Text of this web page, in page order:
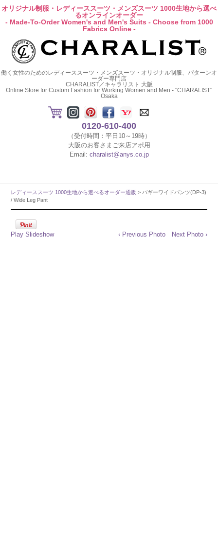
オリジナル制服・レディーススーツ・メンズスーツ 1000生地から選べ
るオンラインオーダー
- Made-To-Order Women's and Men's Suits - Choose from 1000
Fabrics Online -
働く女性のためのレディーススーツ・メンズスーツ・オリジナル制服、パターンオ
ーダー専門店
CHARALIST／キャラリスト 大阪
Online Store for Custom Fashion for Working Women and Men - "CHARALIST"
Osaka
0120-610-400
（受付時間：平日10～19時）
大阪のお客さまご来店アポ用
Email: charalist@anys.co.jp
レディーススーツ 1000生地から選べるオーダー通販 > バギーワイドパンツ(DP-3)
/ Wide Leg Pant
Play Slideshow ‹ Previous Photo Next Photo ›